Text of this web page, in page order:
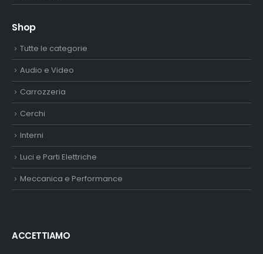
Shop
Tutte le categorie
Audio e Video
Carrozzeria
Cerchi
Interni
Luci e Parti Elettriche
Meccanica e Performance
ACCETTIAMO